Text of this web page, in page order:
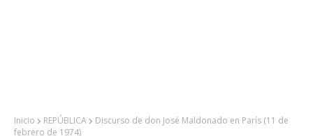
Inicio REPÚBLICA
Discurso de don José Maldonado en París (11 de
febrero de 1974)